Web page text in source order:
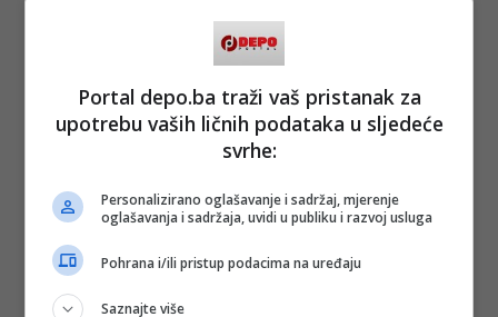
Portal depo.ba traži vaš pristanak za
upotrebu vaših ličnih podataka u sljedeće
svrhe:
Personalizirano oglašavanje i sadržaj, mjerenje
oglašavanja i sadržaja, uvidi u publiku i razvoj usluga
Pohrana i/ili pristup podacima na uređaju
Saznajte više